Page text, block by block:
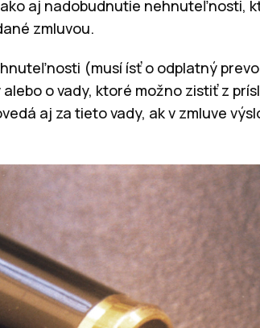
aj nadobudnutie nehnuteľnosti,
zmluvou.
(musí ísť o odplatný
alebo o vady, ktoré možno zistiť z
aj za tieto vady, ak v zmluve